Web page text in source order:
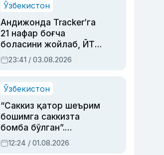
Ўзбекистон
Андижонда Tracker’га
21 нафар боғча
боласини жойлаб, ЙТҲ
содир этган аёлга суд
ҳукми ўқилди
23:41 / 03.08.2026
Ўзбекистон
“Саккиз қатор шеърим
бошимга саккизта
бомба бўлган”.
Абдулла Ориповни
сиёсий айбловлардан
12:24 / 01.08.2026